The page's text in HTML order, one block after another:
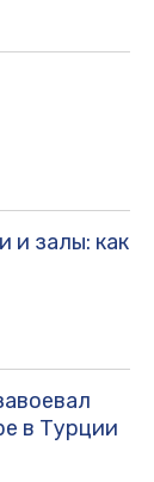
и залы: как
в Турции